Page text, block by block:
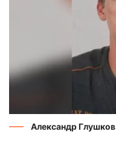
Александр Глушков